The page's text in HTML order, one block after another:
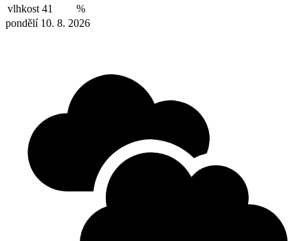
vlhkost 41
%
pondělí 10. 8. 2026